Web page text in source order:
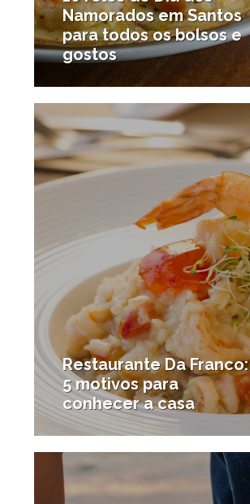
Namorados em Santos
para todos os bolsos e
gostos
22/08/2018
Restaurante Da Franco:
5 motivos para
conhecer a casa
12/04/2018